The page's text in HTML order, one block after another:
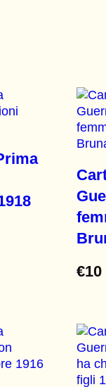
€10